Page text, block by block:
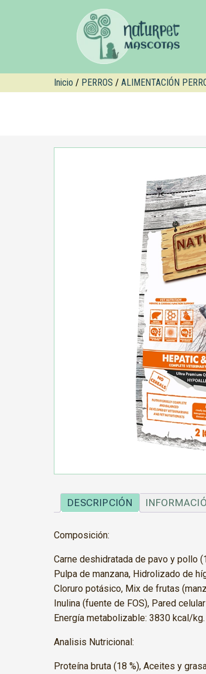
Inicio / PERROS / ALIMENTACIÓN
DESCRIPCIÓN
Composición:
Carne deshidratada de pavo y pollo
Pulpa de manzana, Hidrolizado de
Cloruro potásico, Mix de frutas
Inulina (fuente de FOS), Pared
Energía metabolizable: 3830 kcal/kg.
Analisis Nutricional:
Proteína bruta (18 %), Aceites y